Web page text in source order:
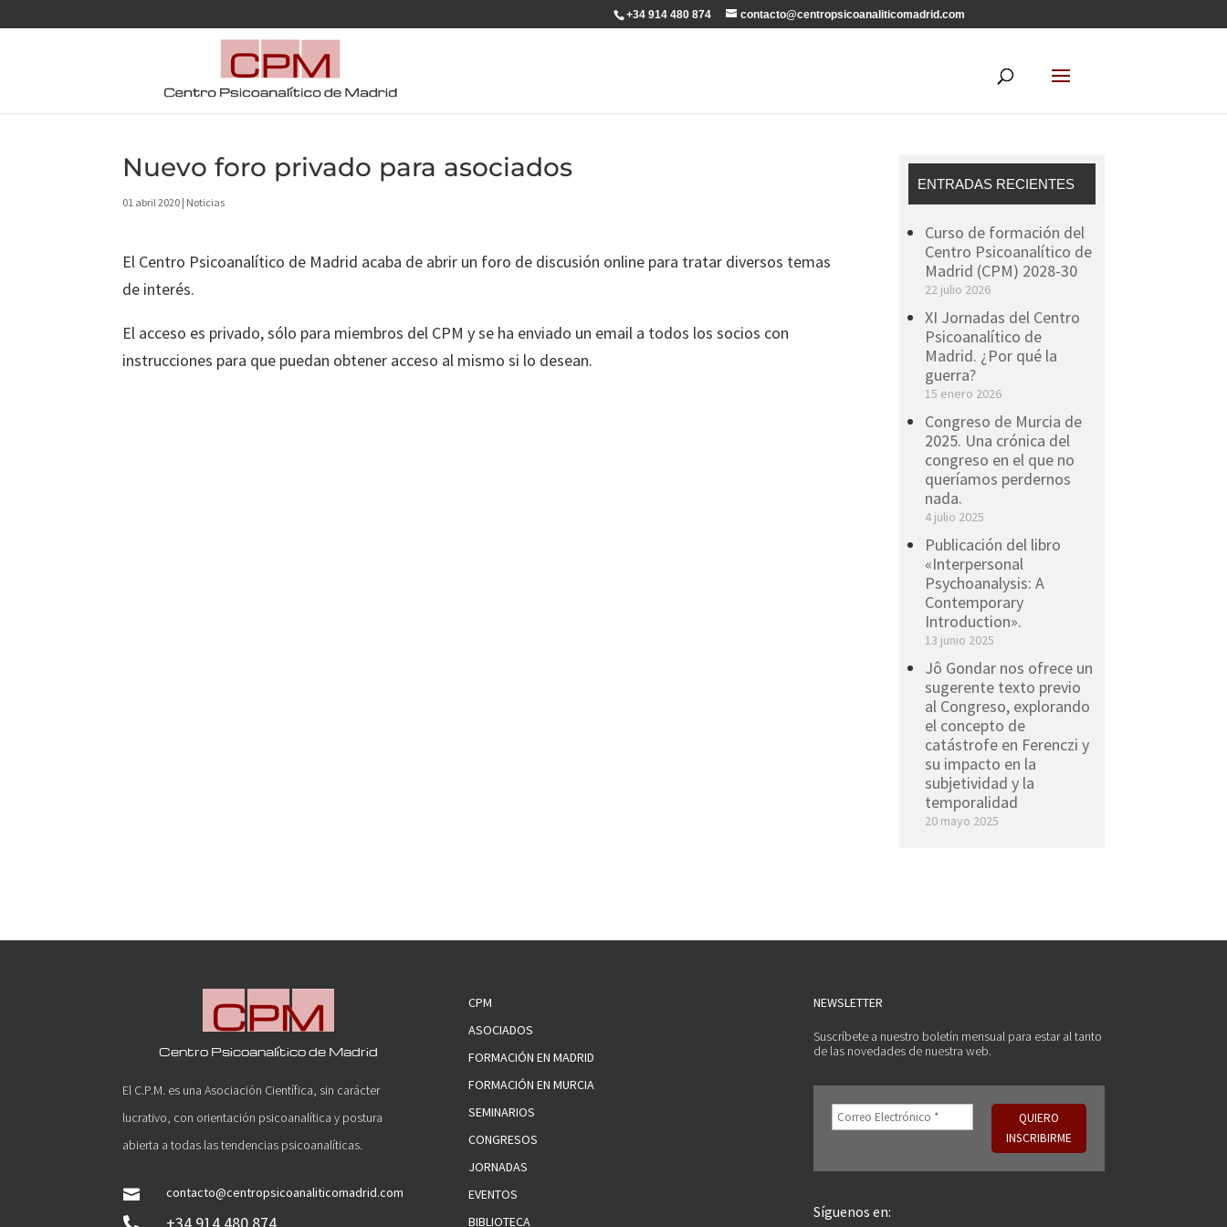
+34 914 480 874 contacto@centropsicoanaliticomadrid.com
Nuevo foro privado para asociados
01 abril 2020 | Noticias
El Centro Psicoanalítico de Madrid acaba de abrir un foro de discusión online para tratar diversos temas
de interés.
El acceso es privado, sólo para miembros del CPM y se ha enviado un email a todos los socios con
instrucciones para que puedan obtener acceso al mismo si lo desean.
ENTRADAS RECIENTES
Curso de formación del
Centro Psicoanalítico de
Madrid (CPM) 2028-30
22 julio 2026
XI Jornadas del Centro
Psicoanalítico de
Madrid. ¿Por qué la
guerra?
15 enero 2026
Congreso de Murcia de
2025. Una crónica del
congreso en el que no
queríamos perdernos
nada.
4 julio 2025
Publicación del libro
«Interpersonal
Psychoanalysis: A
Contemporary
Introduction».
13 junio 2025
Jô Gondar nos ofrece un
sugerente texto previo
al Congreso, explorando
el concepto de
catástrofe en Ferenczi y
su impacto en la
subjetividad y la
temporalidad
20 mayo 2025
Centro Psicoanalítico de Madrid
El C.P.M. es una Asociación Científica, sin carácter
lucrativo, con orientación psicoanalítica y postura
abierta a todas las tendencias psicoanalíticas.

contacto@centropsicoanaliticomadrid.com

+34 914 480 874
CPM
ASOCIADOS
FORMACIÓN EN MADRID
FORMACIÓN EN MURCIA
SEMINARIOS
CONGRESOS
JORNADAS
EVENTOS
BIBLIOTECA
NEWSLETTER
Suscríbete a nuestro boletín mensual para estar al tanto
de las novedades de nuestra web.
Síguenos en: